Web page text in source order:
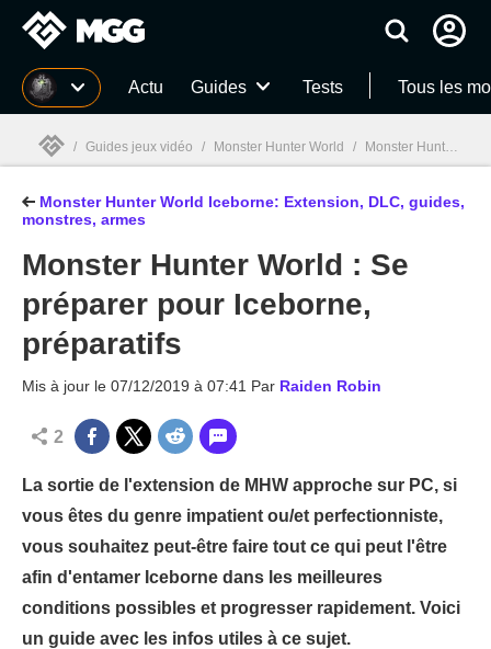
MGG Actu Guides Tests Tous les
MGG
/ Guides jeux vidéo / Monster Hunter World / Monster Hunter World Iceborne: Extension, DLC, monstres, armes, guides
Monster Hunter World Iceborne: Extension, DLC, guides,
monstres, armes
Monster Hunter World : Se
préparer pour Iceborne,
préparatifs
Mis à jour le 07/12/2019 à 07:41 Par Raiden Robin
2
La sortie de l'extension de MHW approche sur PC, si
vous êtes du genre impatient ou/et perfectionniste,
vous souhaitez peut-être faire tout ce qui peut l'être
afin d'entamer Iceborne dans les meilleures
conditions possibles et progresser rapidement. Voici
un guide avec les infos utiles à ce sujet.